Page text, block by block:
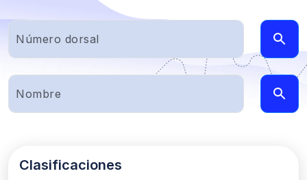
Clasificaciones